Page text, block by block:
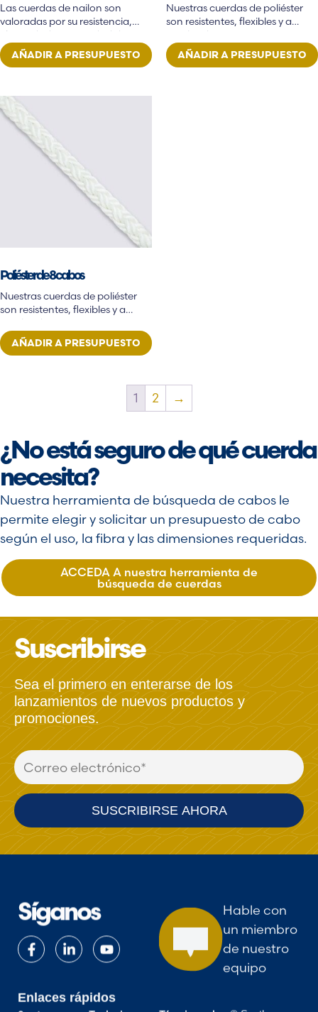
Las cuerdas de nailon son
valoradas por su resistencia,
elasticidad y capacidad de
absorción de energía…
AÑADIR A PRESUPUESTO
Nuestras cuerdas de poliéster
son resistentes, flexibles y a
prueba de rayos UV…
AÑADIR A PRESUPUESTO
Poliéster de 8 cabos
Nuestras cuerdas de poliéster
son resistentes, flexibles y a
prueba de rayos UV…
AÑADIR A PRESUPUESTO
1 2 →
¿No está seguro de qué cuerda
necesita?
Nuestra herramienta de búsqueda de cabos le
permite elegir y solicitar un presupuesto de cabo
según el uso, la fibra y las dimensiones requeridas.
ACCEDA A nuestra herramienta de
búsqueda de cuerdas
Suscribirse
Sea el primero en enterarse de los
lanzamientos de nuevos productos y
promociones.
Síganos
Hable con
un miembro
de nuestro
equipo
Enlaces rápidos